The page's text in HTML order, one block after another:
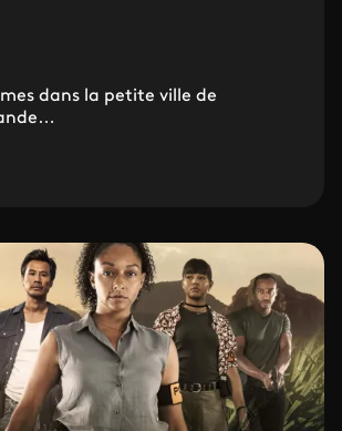
dans la petite ville de